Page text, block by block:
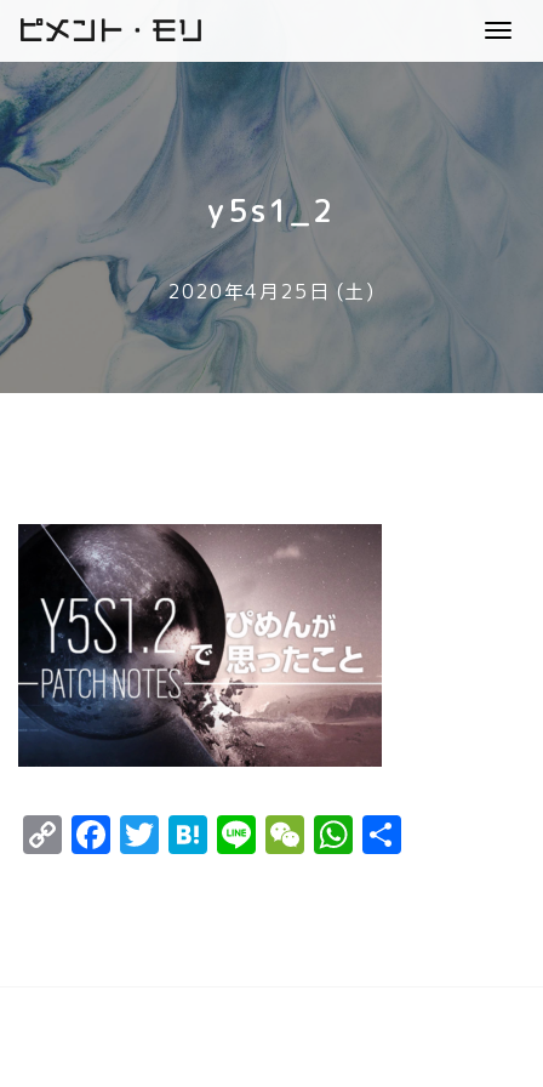
ピメント・モリ
y5s1_2
2020年4月25日 (土)
CopyFacebook
Twitter
Hatena
LineWeChat
WhatsApp